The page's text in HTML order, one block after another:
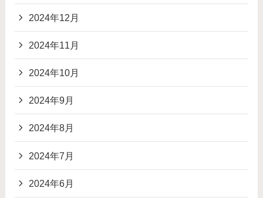
2024年12月
2024年11月
2024年10月
2024年9月
2024年8月
2024年7月
2024年6月